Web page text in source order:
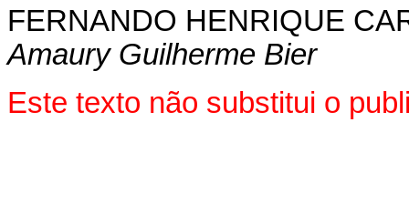
FERNANDO HENRIQUE
Amaury Guilherme Bier
Este texto não substitui o